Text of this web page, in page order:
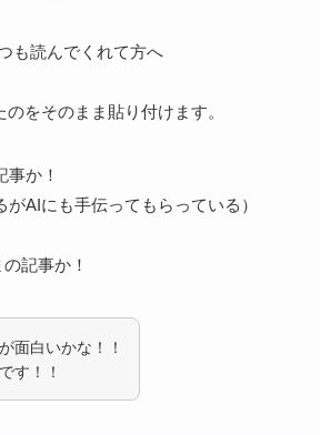
も読んでくれて方へ
をそのまま貼り付けます。
か！
がAIにも手伝ってもらっている）
記事か！
面白いかな！！
す！！